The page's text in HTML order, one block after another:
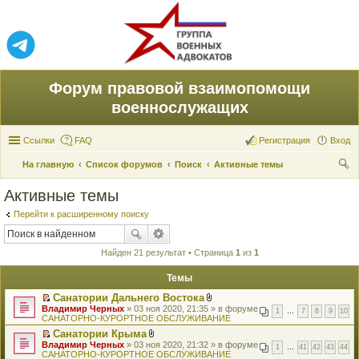
Форум правовой взаимопомощи
военнослужащих
Ссылки FAQ Вход
Регистрация
На главную Список форумов Поиск
Активные темы
Активные темы
Перейти к расширенному поиску
Найден 21 результат • Страница 1 из 1
Темы
П
е
р
е
й
т
Санатории Дальнего Востока
В
л
о
е
н
1 7 8 9 10
Владимир Черных » 03 ноя 2020, 21:35 » в форуме
САНАТОРНО-КУРОРТНОЕ ОБСЛУЖИВАНИЕ
П
е
Санатории Крыма
В
л
1 41 42 43 44
Владимир Черных » 03 ноя 2020, 21:32 » в форуме
САНАТОРНО-КУРОРТНОЕ ОБСЛУЖИВАНИЕ